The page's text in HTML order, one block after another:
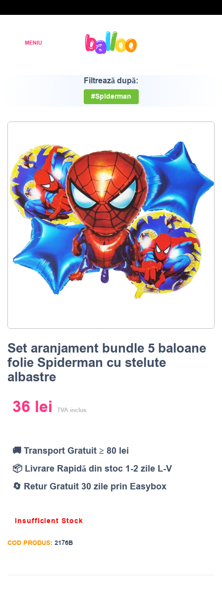
Filtrează după:
#Spiderman
Set aranjament bundle 5 baloane
folie Spiderman cu stelute
albastre
36 lei TVA inclus
🚚 Transport Gratuit ≥ 80 lei
📦 Livrare Rapidă din stoc 1-2 zile L-V
🔄 Retur Gratuit 30 zile prin Easybox
Insufficient Stock
COD PRODUS: 2176B